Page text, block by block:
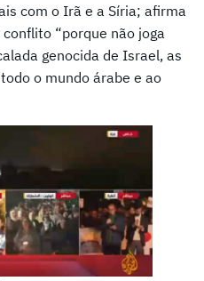
com o Irã e a Síria; afirma
“porque não joga
genocida de Israel, as
o mundo árabe e ao